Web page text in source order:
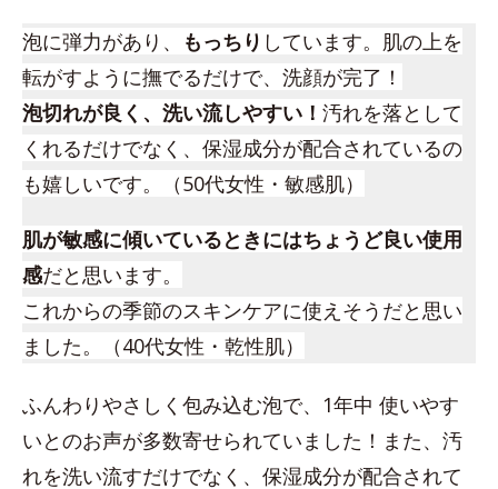
泡に弾力があり、 もっちり しています。肌の上を
転がすように撫でるだけで、洗顔が完了！
泡切れが良く、洗い流しやすい！ 汚れを落として
くれるだけでなく、保湿成分が配合されているの
も嬉しいです。（50代女性・敏感肌）
肌が敏感に傾いているときにはちょうど良い使用
感だと思います。
これからの季節のスキンケアに使えそうだと思い
ました。（40代女性・乾性肌）
ふんわりやさしく包み込む泡で、1年中 使いやす
いとのお声が多数寄せられていました！また、汚
れを洗い流すだけでなく、保湿成分が配合されて